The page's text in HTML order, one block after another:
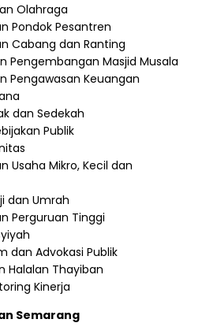
Olahraga
Pondok Pesantren
Cabang dan Ranting
Pengembangan Masjid Musala
Pengawasan Keuangan
dan Sedekah
Publik
Usaha Mikro, Kecil dan
dan Umrah
Perguruan Tinggi
dan Advokasi Publik
Halalan Thayiban
Kinerja
Semarang